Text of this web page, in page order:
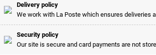
Delivery policy
We work with La Poste which ensures deliveries
Security policy
Our site is secure and card payments are not